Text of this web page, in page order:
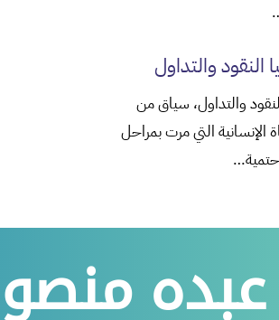
النقود والتداول
والتداول، سياق من
الإنسانية التي مرت بمراحل
عبده